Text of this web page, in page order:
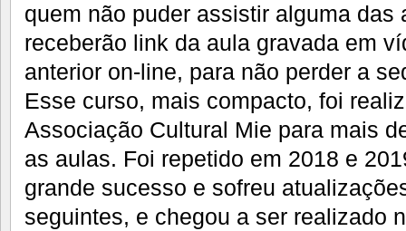
quem não puder assistir alguma das
receberão link da aula gravada em
anterior on-line, para não perder a
Esse curso, mais compacto, foi
Associação Cultural Mie para mais
as aulas. Foi repetido em 2018 e
grande sucesso e sofreu
seguintes, e chegou a ser realizado